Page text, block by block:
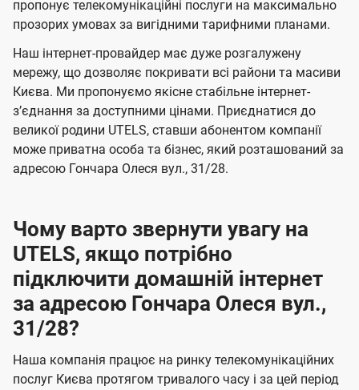
ї
U
t
e
l
s
а
ч
е
н
н
я
а
ч
е
н
н
я
пропонує телекомунікаційні послуги на максимально
прозорих умовах за вигідними тарифними планами.
Наш інтернет-провайдер має дуже розгалужену
мережу, що дозволяє покривати всі райони та масиви
Києва. Ми пропонуємо якісне стабільне інтернет-
зʼєднання за доступними цінами. Приєднатися до
великої родини UTELS, ставши абонентом компанії
може приватна особа та бізнес, який розташований за
адресою Гончара Олеся вул., 31/28.
Чому варто звернути увагу на
UTELS, якщо потрібно
підключити домашній інтернет
за адресою Гончара Олеся вул.,
31/28?
Наша компанія працює на ринку телекомунікаційних
послуг Києва протягом тривалого часу і за цей період